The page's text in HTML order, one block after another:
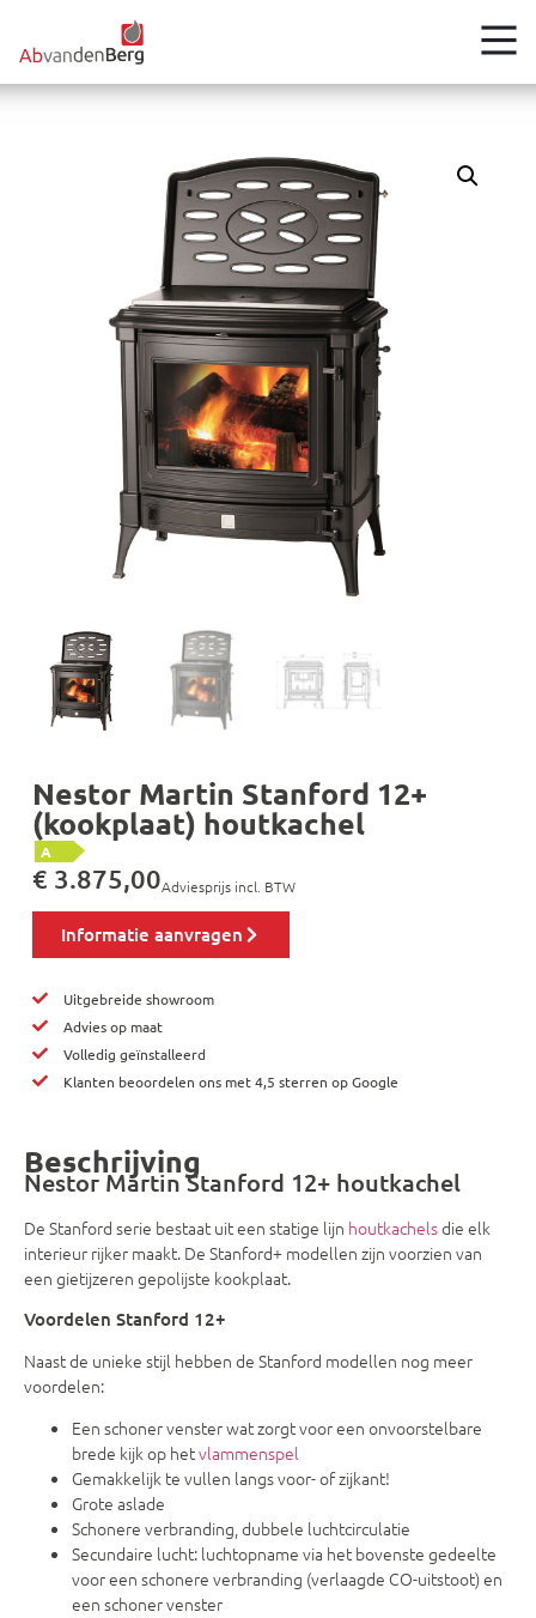
Nestor Martin Stanford 12+
(kookplaat) houtkachel
A
€ 3.875,00Adviesprijs incl. BTW
Informatie aanvragen
Uitgebreide showroom
Advies op maat
Volledig geïnstalleerd
Klanten beoordelen ons met 4,5 sterren op Google
Beschrijving
Nestor Martin Stanford 12+ houtkachel
De Stanford serie bestaat uit een statige lijn houtkachelsdie elk
interieur rijker maakt. De Stanford+ modellen zijn voorzien van
een gietijzeren gepolijste kookplaat.
Voordelen Stanford 12+
Naast de unieke stijl hebben de Stanford modellen nog meer
voordelen:
Een schoner venster wat zorgt voor een onvoorstelbare
brede kijk op hetvlammenspel
Gemakkelijk te vullen langs voor- of zijkant!
Grote aslade
Schonere verbranding, dubbele luchtcirculatie
Secundaire lucht: luchtopname via het bovenste gedeelte
voor een schonere verbranding (verlaagde CO-uitstoot) en
een schoner venster